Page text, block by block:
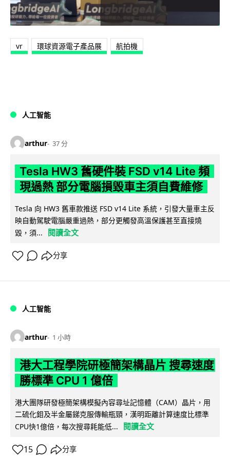
vr 環球資源電子產品展 航拍機
人工智能
arthur 37 分
Tesla HW3 舊硬件裝 FSD v14 Lite 頻
現過熱 部分電腦損毀車主須自費維修
Tesla 向 HW3 舊車款推送 FSD v14 Lite 系統，引發大量車主反
映自動駕駛電腦嚴重過熱，部分更觸發高溫保護甚至直接燒
毀，須...
閱讀全文
分享
人工智能
arthur 1 小時
港大工程學院研極簡架構晶片 搜尋速度
勝標準 CPU 1 億倍
港大團隊研發極簡架構模擬內容尋址記憶體（CAM）晶片，用
二硫化鉬及半金屬銻克服傳輸瓶頸，漢明距離計算速度比標準
CPU快1億倍，每次搜尋耗能低...
閱讀全文
15 分享